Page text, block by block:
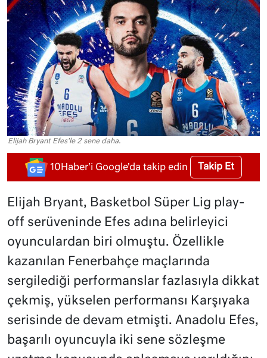
Elijah Bryant Efes'le 2 sene daha.
10Haber'i Google'da takip edin Takip Et
Elijah Bryant, Basketbol Süper Lig play-
off serüveninde Efes adına belirleyici
oyunculardan biri olmuştu. Özellikle
kazanılan Fenerbahçe maçlarında
sergilediği performanslar fazlasıyla dikkat
çekmiş, yükselen performansı Karşıyaka
serisinde de devam etmişti. Anadolu Efes,
başarılı oyuncuyla iki sene sözleşme